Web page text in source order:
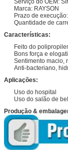
Serviço do OEM:
Marca: RAYSON
Prazo de
Quantidade de
Características:
Feito do
Bons força e
Sentimento macio,
Anti-bacteriano,
Aplicações:
Uso do hospital
Uso do salão de
Produção &